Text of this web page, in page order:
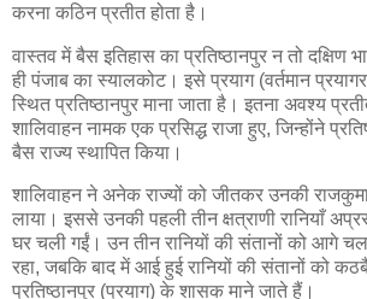
करना कठिन प्रतीत होता है।
वास्तव में बैस इतिहास का प्रतिष्ठानपुर न तो
ही पंजाब का स्यालकोट। इसे प्रयाग (वर्तमान
स्थित प्रतिष्ठानपुर माना जाता है। इतना अवश्य
शालिवाहन नामक एक प्रसिद्ध राजा हुए, जिन्होंने
बैस राज्य स्थापित किया।
शालिवाहन ने अनेक राज्यों को जीतकर उनकी
लाया। इससे उनकी पहली तीन क्षत्राणी रानियाँ
घर चली गईं। उन तीन रानियों की संतानों को आगे
रहा, जबकि बाद में आई हुई रानियों की संतानों को
प्रतिष्ठानपुर (प्रयाग) के शासक माने जाते हैं।